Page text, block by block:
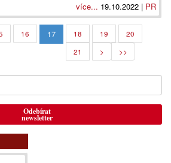
více... 19.10.2022 | PR
16 17 18 19
20
21
> >>
Odebírat
newsletter